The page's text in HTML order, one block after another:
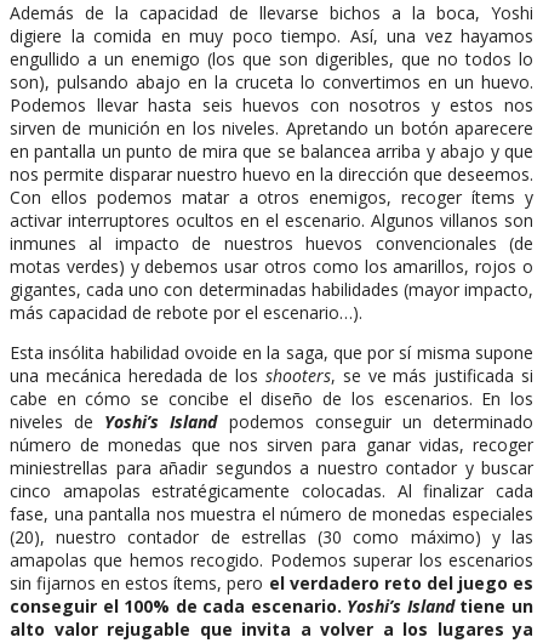
Además de la capacidad de llevarse bichos a la boca, Yoshi
digiere la comida en muy poco tiempo. Así, una vez hayamos
engullido a un enemigo (los que son digeribles, que no todos lo
son), pulsando abajo en la cruceta lo convertimos en un huevo.
Podemos llevar hasta seis huevos con nosotros y estos nos
sirven de munición en los niveles. Apretando un botón aparecere
en pantalla un punto de mira que se balancea arriba y abajo y que
nos permite disparar nuestro huevo en la dirección que deseemos.
Con ellos podemos matar a otros enemigos, recoger ítems y
activar interruptores ocultos en el escenario. Algunos villanos son
inmunes al impacto de nuestros huevos convencionales (de
motas verdes) y debemos usar otros como los amarillos, rojos o
gigantes, cada uno con determinadas habilidades (mayor impacto,
más capacidad de rebote por el escenario…).
Esta insólita habilidad ovoide en la saga, que por sí misma supone
una mecánica heredada de los shooters, se ve más justificada si
cabe en cómo se concibe el diseño de los escenarios. En los
niveles de Yoshi’s Islandpodemos conseguir un determinado
número de monedas que nos sirven para ganar vidas, recoger
miniestrellas para añadir segundos a nuestro contador y buscar
cinco amapolas estratégicamente colocadas. Al finalizar cada
fase, una pantalla nos muestra el número de monedas especiales
(20), nuestro contador de estrellas (30 como máximo) y las
amapolas que hemos recogido. Podemos superar los escenarios
sin fijarnos en estos ítems, pero el verdadero reto del juego es
conseguir el 100% de cada escenario. Yoshi’s Islandtiene un
alto valor rejugable que invita a volver a los lugares ya